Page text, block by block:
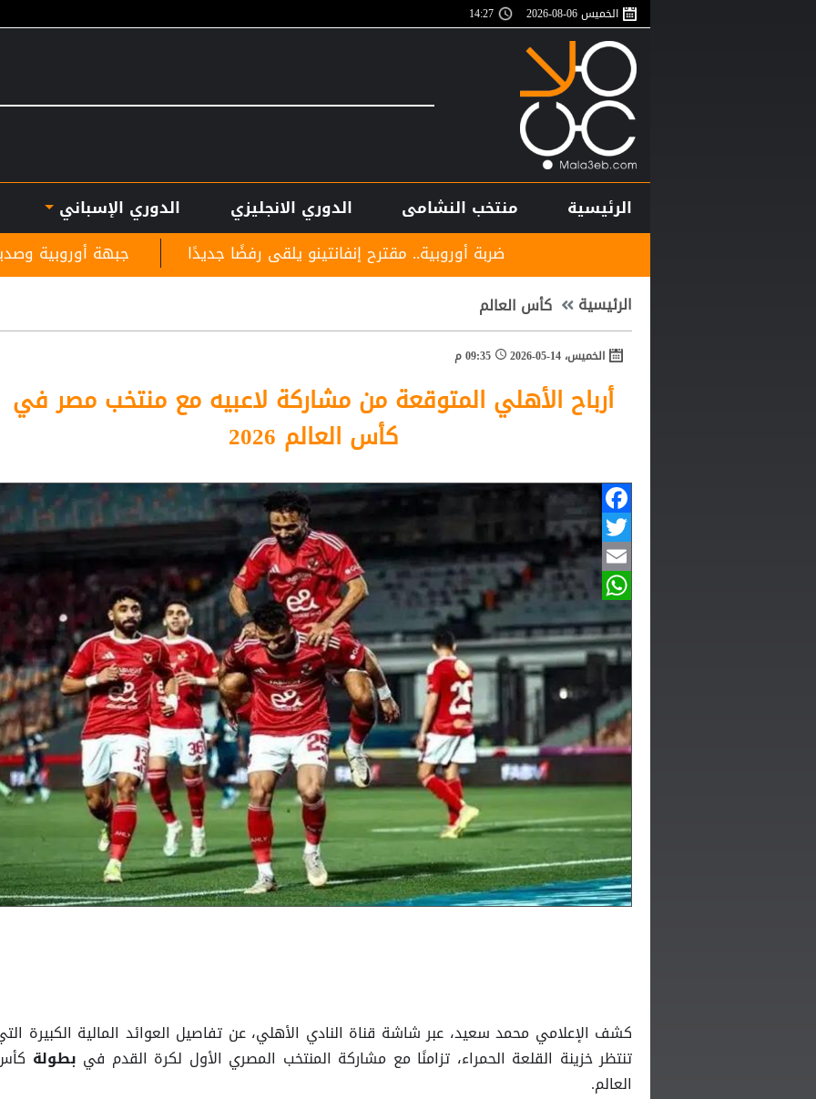
الخميس 06-08-2026 14:27
الرئيسية منتخب النشامى الدوري الانجليزي الدوري الإسباني
جبهة أوروبية وصديق قديم.. ماذا ضربة أوروبية.. مقترح إنفانتينو يلقى رفضًا جديدًا
الرئيسية كأس العالم
الخميس، 14-05-2026 09:35 م
أرباح الأهلي المتوقعة من مشاركة لاعبيه مع منتخب مصر في
كأس العالم 2026
Facebook
Twitter
Email
WhatsApp
كشف الإعلامي محمد سعيد، عبر شاشة قناة النادي الأهلي، عن تفاصيل العوائد المالية الكبيرة
تنتظر خزينة القلعة الحمراء، تزامنًا مع مشاركة المنتخب المصري الأول لكرة القدم في بطولة
العالم.